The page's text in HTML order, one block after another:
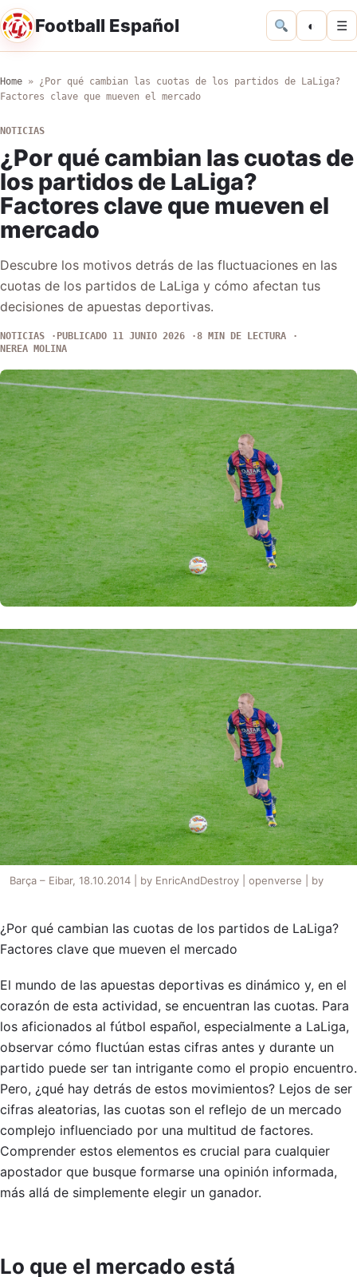
Football Español ◐ ☰
Home » ¿Por qué cambian las cuotas de los partidos de LaLiga?
Factores clave que mueven el mercado
NOTICIAS
¿Por qué cambian las cuotas de
los partidos de LaLiga?
Factores clave que mueven el
mercado
Descubre los motivos detrás de las fluctuaciones en las
cuotas de los partidos de LaLiga y cómo afectan tus
decisiones de apuestas deportivas.
NOTICIAS PUBLICADO 11 JUNIO 2026
8 MIN DE LECTURA
NEREA MOLINA
Barça – Eibar, 18.10.2014 | by EnricAndDestroy | openverse | by
¿Por qué cambian las cuotas de los partidos de LaLiga?
Factores clave que mueven el mercado
El mundo de las apuestas deportivas es dinámico y, en el
corazón de esta actividad, se encuentran las cuotas. Para
los aficionados al fútbol español, especialmente a LaLiga,
observar cómo fluctúan estas cifras antes y durante un
partido puede ser tan intrigante como el propio encuentro.
Pero, ¿qué hay detrás de estos movimientos? Lejos de ser
cifras aleatorias, las cuotas son el reflejo de un mercado
complejo influenciado por una multitud de factores.
Comprender estos elementos es crucial para cualquier
apostador que busque formarse una opinión informada,
más allá de simplemente elegir un ganador.
Lo que el mercado está